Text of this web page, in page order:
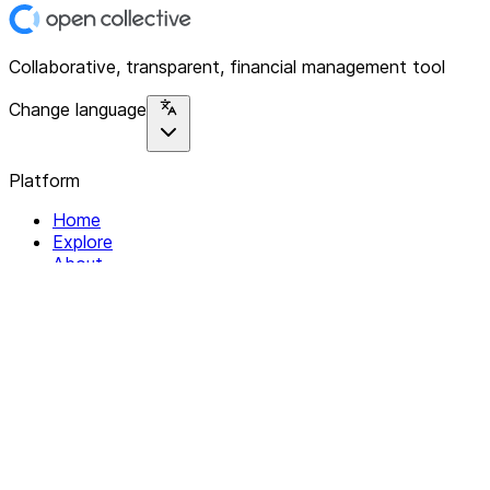
Collaborative, transparent, financial management tool
Change language
Platform
Home
Explore
About